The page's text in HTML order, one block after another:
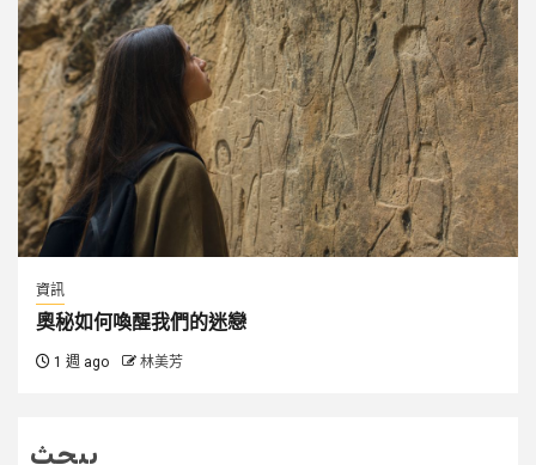
資訊
奧秘如何喚醒我們的迷戀
1 週 ago 林美芳
يبحث